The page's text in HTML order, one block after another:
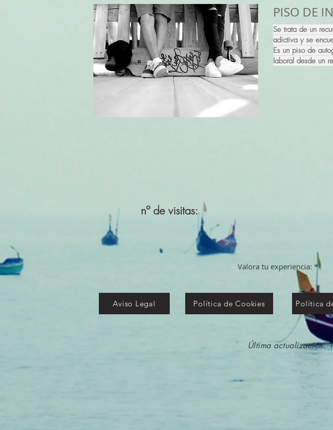
PISO DE
Se trata de un
adictiva y se
Es un piso de
laboral desde un
nº de visitas:
Valora tu experiencia:
Aviso Legal Política de Cookies Política
Última